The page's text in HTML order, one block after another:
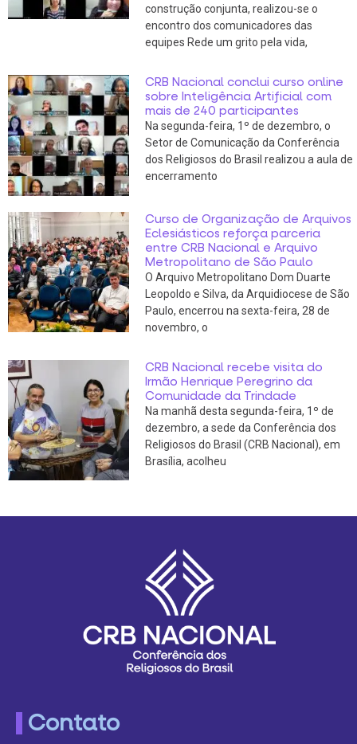
construção conjunta, realizou-se o
encontro dos comunicadores das
equipes Rede um grito pela vida,
CRB Nacional conclui curso online
sobre Inteligência Artificial com
mais de 240 participantes
Na segunda-feira, 1º de dezembro, o
Setor de Comunicação da Conferência
dos Religiosos do Brasil realizou a aula de
encerramento
Curso de Organização de Arquivos
Eclesiásticos reforça parceria
entre CRB Nacional e Arquivo
Metropolitano de São Paulo
O Arquivo Metropolitano Dom Duarte
Leopoldo e Silva, da Arquidiocese de São
Paulo, encerrou na sexta-feira, 28 de
novembro, o
CRB Nacional recebe visita do
Irmão Henrique Peregrino da
Comunidade da Trindade
Na manhã desta segunda-feira, 1º de
dezembro, a sede da Conferência dos
Religiosos do Brasil (CRB Nacional), em
Brasília, acolheu
Contato